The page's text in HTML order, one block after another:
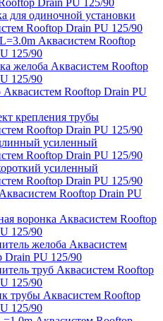
Drain PU 125/90
для одиночной установки
Rooftop Drain PU 125/90
Аквасистем Rooftop
125/90
желоба Аквасистем Rooftop
125/90
Аквасистем Rooftop Drain PU
крепления трубы
Rooftop Drain PU 125/90
усиленный
Rooftop Drain PU 125/90
усиленный
Rooftop Drain PU 125/90
Rooftop Drain PU
воронка Аквасистем Rooftop
125/90
желоба Аквасистем
Drain PU 125/90
труб Аквасистем Rooftop
125/90
трубы Аквасистем Rooftop
125/90